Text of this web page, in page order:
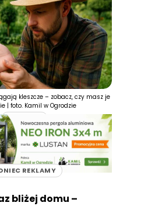
kleszcze – zobacz, czy masz je
| foto. Kamil w Ogrodzie
REKLAMA
REKLAMY
bliżej domu –